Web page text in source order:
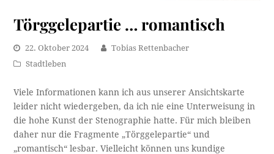
Törggelepartie … romantisch
22. Oktober 2024
Tobias Rettenbacher
Stadtleben
Viele Informationen kann ich aus unserer Ansichtskarte
leider nicht wiedergeben, da ich nie eine Unterweisung in
die hohe Kunst der Stenographie hatte. Für mich bleiben
daher nur die Fragmente „Törggelepartie“ und
„romantisch“ lesbar. Vielleicht können uns kundige